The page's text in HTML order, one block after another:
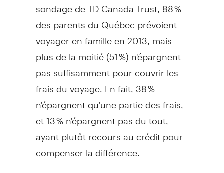
sondage de TD Canada Trust, 88 %
des parents du Québec prévoient
voyager en famille en 2013, mais
plus de la moitié (51 %) n'épargnent
pas suffisamment pour couvrir les
frais du voyage. En fait, 38 %
n'épargnent qu'une partie des frais,
et 13 % n'épargnent pas du tout,
ayant plutôt recours au crédit pour
compenser la différence.